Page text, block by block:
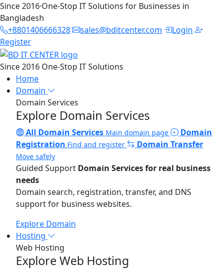
Since 2016·One-Stop IT Solutions for Businesses in
Bangladesh
+8801406666328
sales@bditcenter.com
Login
Register
Since 2016 One-Stop IT Solutions
Home
Domain
Domain Services
Explore Domain Services
All Domain Services Main domain page
Domain
Registration Find and register Domain Transfer
Move safely
Guided Support Domain Services for real business
needs
Domain search, registration, transfer, and DNS
support for business websites.
Explore Domain
Hosting
Web Hosting
Explore Web Hosting